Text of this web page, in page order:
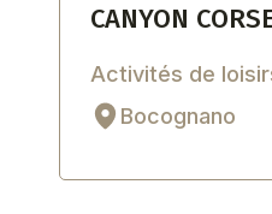
CANYON
Activités de
Bocognano